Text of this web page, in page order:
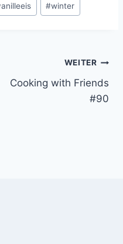
#winter
WEITER
Cooking with Friends
#90